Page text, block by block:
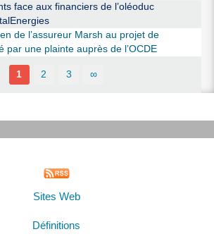
face aux financiers de l’oléoduc
de l’assureur Marsh au projet de
par une plainte auprès de l’OCDE
1 2 3 ∞
Sites Web
Définitions